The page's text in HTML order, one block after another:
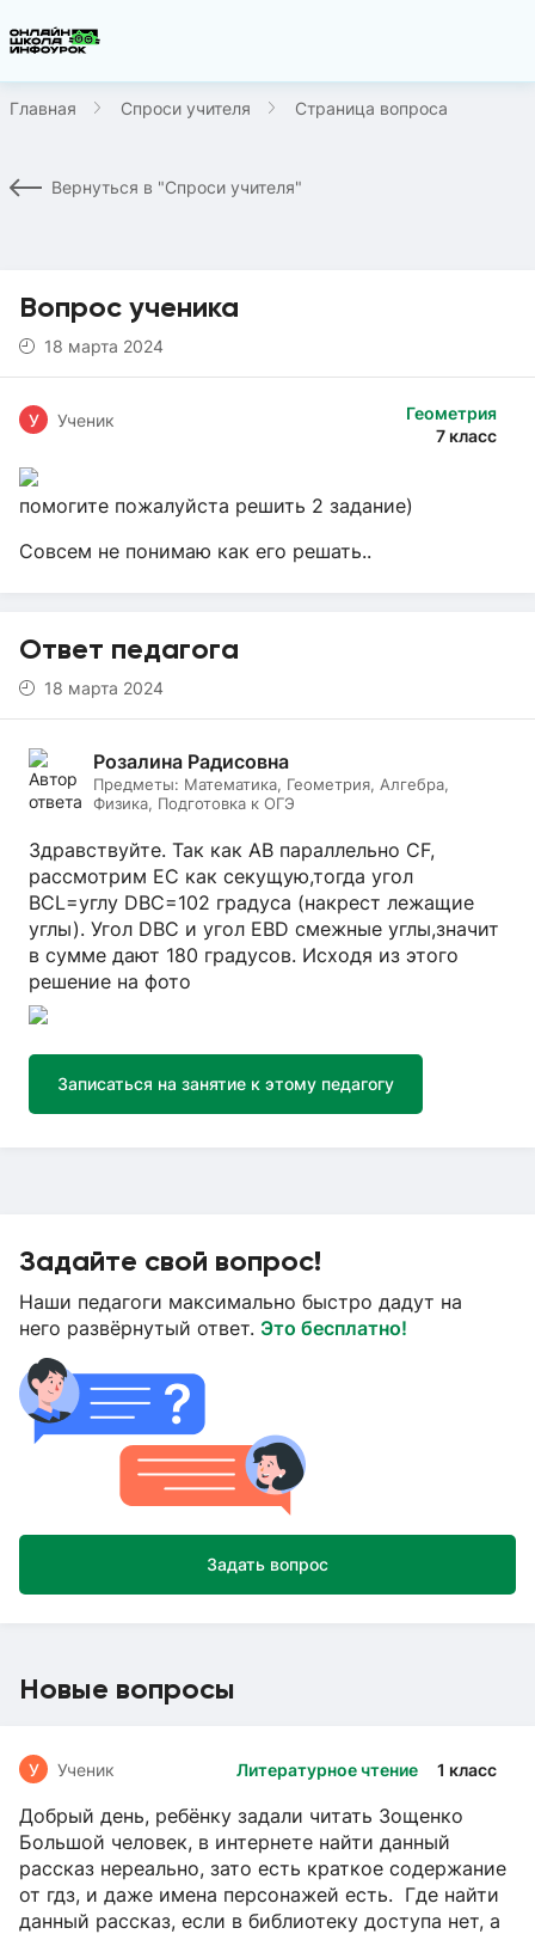
Главная Спроси учителя Страница вопроса
Вернуться в "Спроси учителя"
Вопрос ученика
18 марта 2024
Геометрия
7 класс
У Ученик
помогите пожалуйста решить 2 задание)
Совсем не понимаю как его решать..
Ответ педагога
18 марта 2024
Розалина Радисовна
Предметы: Математика, Геометрия, Алгебра,
Физика, Подготовка к ОГЭ
Здравствуйте. Так как АВ параллельно СF,
рассмотрим ЕС как секущую,тогда угол
BCL=углу DBC=102 градуса (накрест лежащие
углы). Угол DBC и угол ЕBD смежные углы,значит
в сумме дают 180 градусов. Исходя из этого
решение на фото
Записаться на занятие к этому педагогу
Задайте свой вопрос!
Наши педагоги максимально быстро дадут на
него развёрнутый ответ. Это бесплатно!
Задать вопрос
Новые вопросы
Литературное чтение 1 класс
У Ученик
Добрый день, ребёнку задали читать Зощенко
Большой человек, в интернете найти данный
рассказ нереально, зато есть краткое содержание
от гдз, и даже имена персонажей есть. Где найти
данный рассказ, если в библиотеку доступа нет, а